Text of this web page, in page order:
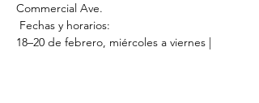
Commercial Ave.
Fechas y horarios:
18–20 de febrero, miércoles a viernes |